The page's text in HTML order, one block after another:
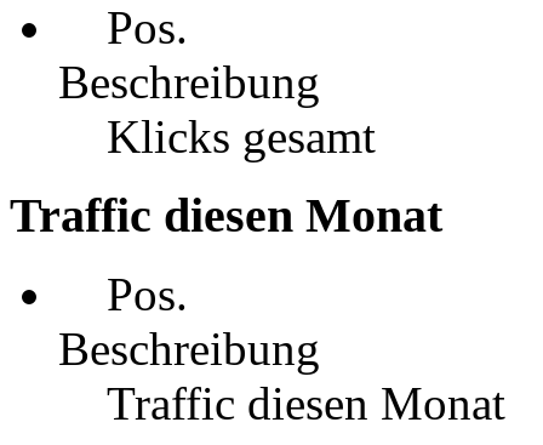
Pos.
Beschreibung
Klicks gesamt
Traffic diesen Monat
Pos.
Beschreibung
Traffic diesen Monat